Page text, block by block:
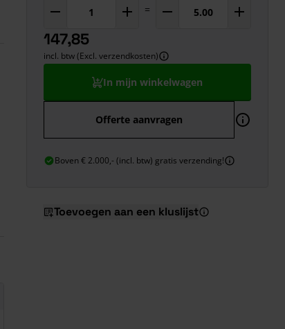
=
147,85
incl. btw (Excl. verzendkosten)
In mijn winkelwagen
Offerte aanvragen
Boven € 2.000,- (incl. btw) gratis verzending!
Toevoegen aan een kluslijst